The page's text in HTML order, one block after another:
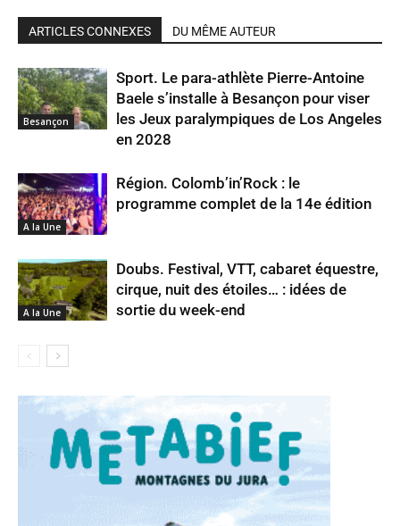
ARTICLES CONNEXES DU MÊME AUTEUR
Besançon
Sport. Le para-athlète Pierre-Antoine
Baele s’installe à Besançon pour viser
les Jeux paralympiques de Los Angeles
en 2028
A la Une
Région. Colomb’in’Rock : le
programme complet de la 14e édition
A la Une
Doubs. Festival, VTT, cabaret équestre,
cirque, nuit des étoiles… : idées de
sortie du week-end